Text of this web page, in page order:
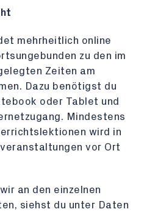
mehrheitlich online
zu den im
Zeiten am
Dazu benötigst du
oder Tablet und
Mindestens
wird in
vor Ort
an den einzelnen
siehst du unter Daten